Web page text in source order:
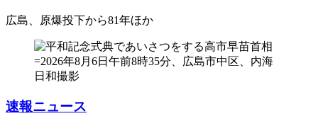
広島、原爆投下から81年ほか
速報ニュース